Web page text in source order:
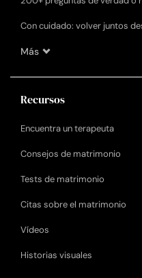
Con cuidado: volver juntos
Más
Recursos
Encuentra un terapeuta
Consejos de matrimonio
Tests de matrimonio
Citas sobre el matrimonio
Vídeos
Historias visuales